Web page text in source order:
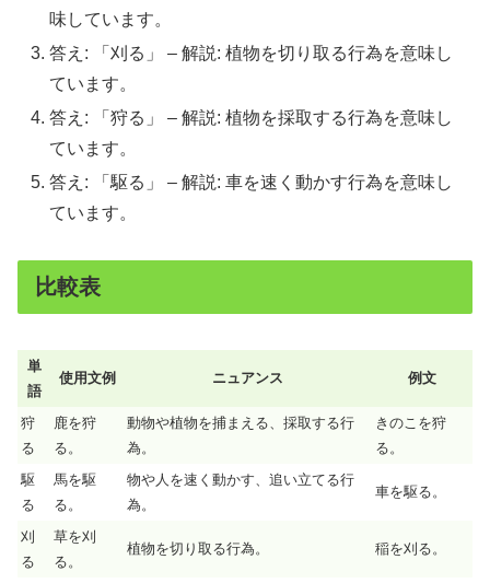
味しています。
答え: 「刈る」 – 解説: 植物を切り取る行為を意味し
ています。
答え: 「狩る」 – 解説: 植物を採取する行為を意味し
ています。
答え: 「駆る」 – 解説: 車を速く動かす行為を意味し
ています。
比較表
単
語
使用文例 ニュアンス 例文
狩
る
鹿を狩
る。
動物や植物を捕まえる、採取する行
為。
きのこを狩
る。
駆
る
馬を駆
る。
物や人を速く動かす、追い立てる行
為。
車を駆る。
刈
る
草を刈
る。
植物を切り取る行為。 稲を刈る。